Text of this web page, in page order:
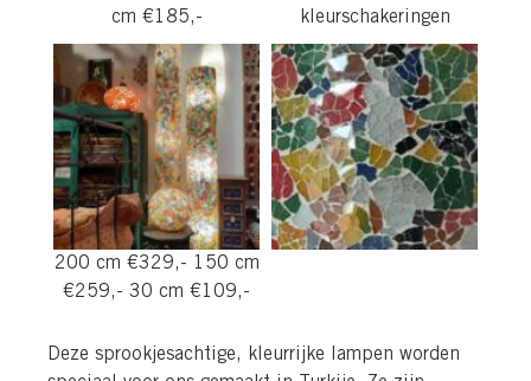
cm €185,-
kleurschakeringen
200 cm €329,- 150 cm
€259,- 30 cm €109,-
Deze sprookjesachtige, kleurrijke lampen worden